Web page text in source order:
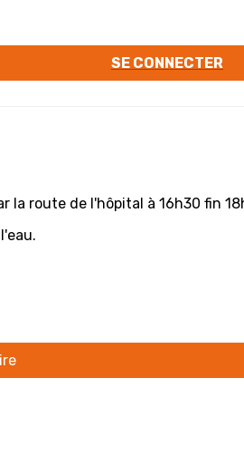
SE CONNECTER
la route de l'hôpital à 16h30 fin